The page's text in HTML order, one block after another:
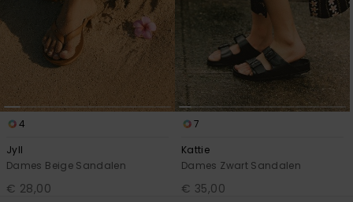
4
Jyll
Dames Beige Sandalen
€ 28,00
7
Kattie
Dames Zwart Sandalen
€ 35,00